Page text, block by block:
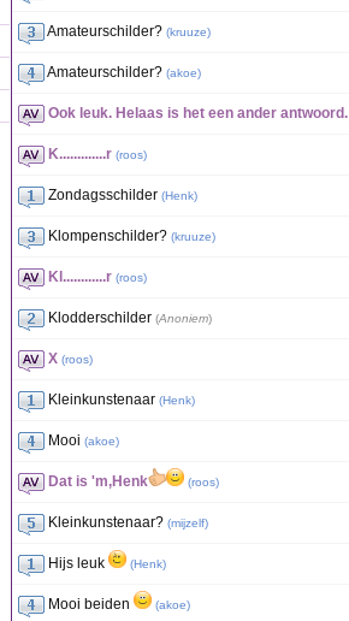
Amateurschilder? (kruuze)
Amateurschilder? (akoe)
Ook leuk. Helaas is het een ander antwoord.
K.............r (roos)
Zondagsschilder (Henk)
Klompenschilder? (kruuze)
Kl............r (roos)
Klodderschilder (Anoniem)
X (roos)
Kleinkunstenaar (Henk)
Mooi (akoe)
Dat is 'm,Henk (roos)
Kleinkunstenaar? (mijzelf)
Hijs leuk (Henk)
Mooi beiden (akoe)